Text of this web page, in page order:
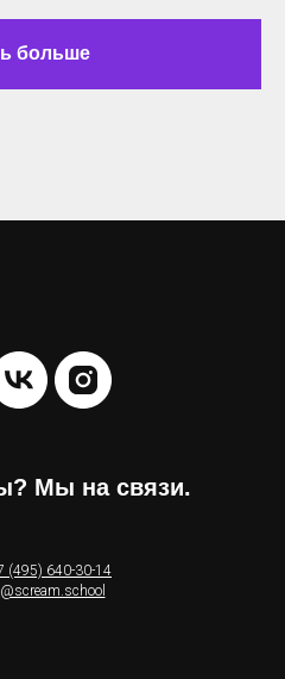
больше
Мы на связи.
(495) 640-30-14